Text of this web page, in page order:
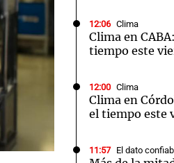
12:06 Clima
Clima en
tiempo este
12:00 Clima
Clima en
el tiempo este
11:57 El dato